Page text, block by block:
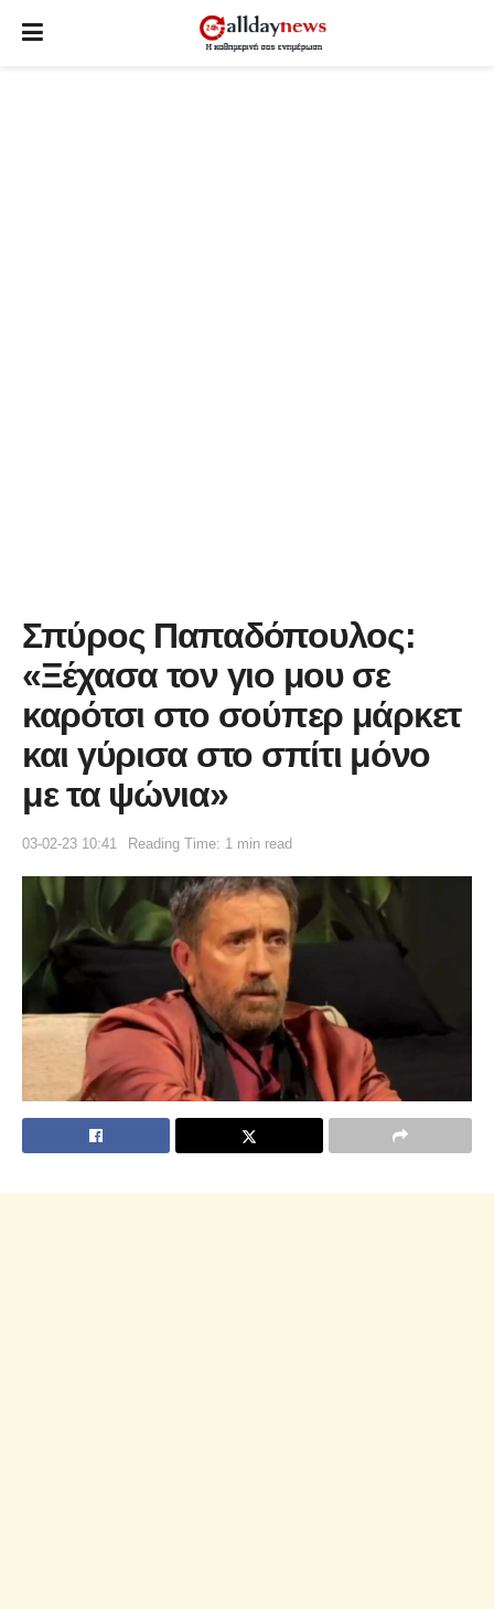
Σπύρος Παπαδόπουλος:
«Ξέχασα τον γιο μου σε
καρότσι στο σούπερ μάρκετ
και γύρισα στο σπίτι μόνο
με τα ψώνια»
03-02-23 10:41 Reading Time: 1 min read